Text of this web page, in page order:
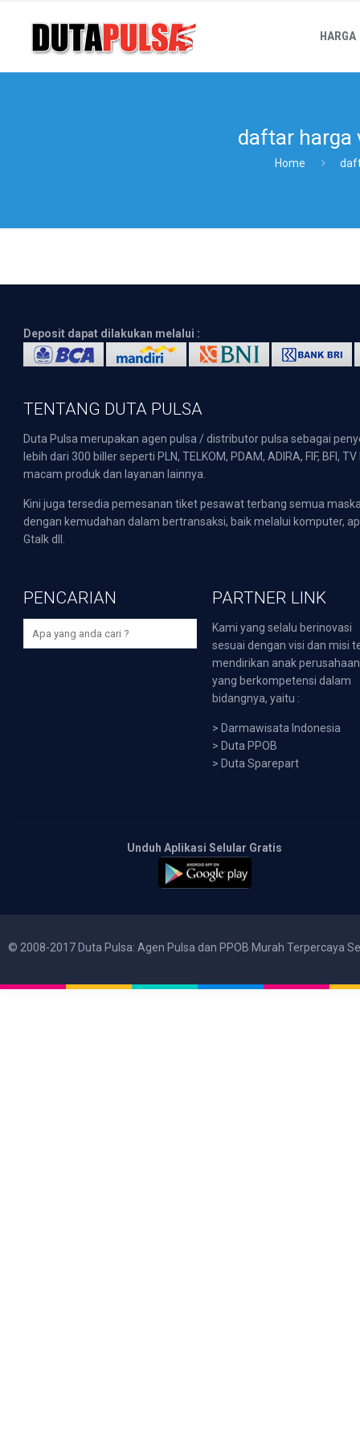
HARGA
daftar harga
Home
Deposit dapat dilakukan melalui :
TENTANG DUTA PULSA
Duta Pulsa merupakan agen pulsa / distributor pulsa sebagai
lebih dari 300 biller seperti PLN, TELKOM, PDAM, ADIRA, FIF,
macam produk dan layanan lainnya.
Kini juga tersedia pemesanan tiket pesawat terbang semua
dengan kemudahan dalam bertransaksi, baik melalui komputer,
Gtalk dll.
PENCARIAN PARTNER LINK
Kami yang selalu berinovasi
sesuai dengan visi dan misi
mendirikan anak perusahaan
yang berkompetensi dalam
bidangnya, yaitu :
> Darmawisata Indonesia
> Duta PPOB
> Duta Sparepart
Unduh Aplikasi Selular Gratis
© 2008-2017 Duta Pulsa: Agen Pulsa dan PPOB Murah Terpercaya